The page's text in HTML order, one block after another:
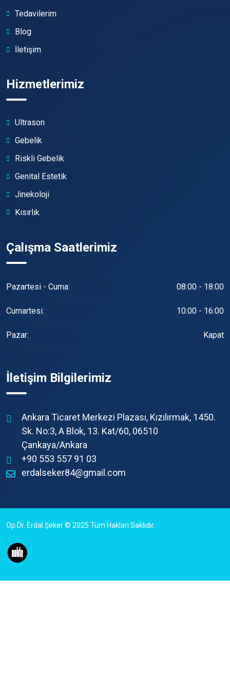
Tedavilerim
Blog
İletişim
Hizmetlerimiz
Ultrason
Gebelik
Riskli Gebelik
Genital Estetik
Jinekoloji
Kısırlık
Çalışma Saatlerimiz
Pazartesi - Cuma: 08:00 - 18:00
Cumartesi: 10:00 - 16:00
Pazar: Kapat
İletişim Bilgilerimiz
Ankara Ticaret Merkezi Plazası, Kızılırmak, 1450.
Sk. No:3, A Blok, 13. Kat/60, 06510
Çankaya/Ankara
+90 553 557 91 03
erdalseker84@gmail.com
Op.Dr. Erdal Şeker © 2025 Tüm Hakları Saklıdır.